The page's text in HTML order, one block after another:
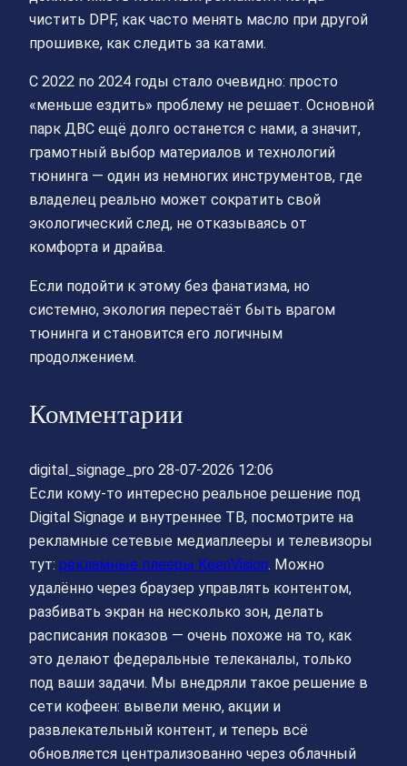
чистить DPF, как часто менять масло при другой
прошивке, как следить за катами.
С 2022 по 2024 годы стало очевидно: просто
«меньше ездить» проблему не решает. Основной
парк ДВС ещё долго останется с нами, а значит,
грамотный выбор материалов и технологий
тюнинга — один из немногих инструментов, где
владелец реально может сократить свой
экологический след, не отказываясь от
комфорта и драйва.
Если подойти к этому без фанатизма, но
системно, экология перестаёт быть врагом
тюнинга и становится его логичным
продолжением.
Комментарии
digital_signage_pro 28-07-2026 12:06
Если кому-то интересно реальное решение под
Digital Signage и внутреннее ТВ, посмотрите на
рекламные сетевые медиаплееры и телевизоры
тут: рекламные плееры KeenVision. Можно
удалённо через браузер управлять контентом,
разбивать экран на несколько зон, делать
расписания показов — очень похоже на то, как
это делают федеральные телеканалы, только
под ваши задачи. Мы внедряли такое решение в
сети кофеен: вывели меню, акции и
развлекательный контент, и теперь всё
обновляется централизованно через облачный